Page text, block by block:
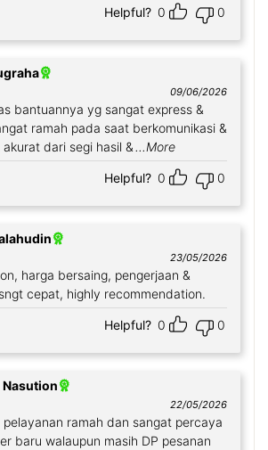
Helpful? 0 0
09/06/2026
bantuannya yg sangat express &
ramah pada saat berkomunikasi &
dari segi hasil & ...More
Helpful? 0 0
23/05/2026
harga bersaing, pengerjaan &
cepat, highly recommendation.
Helpful? 0 0
22/05/2026
pelayanan ramah dan sangat percaya
baru walaupun masih DP pesanan